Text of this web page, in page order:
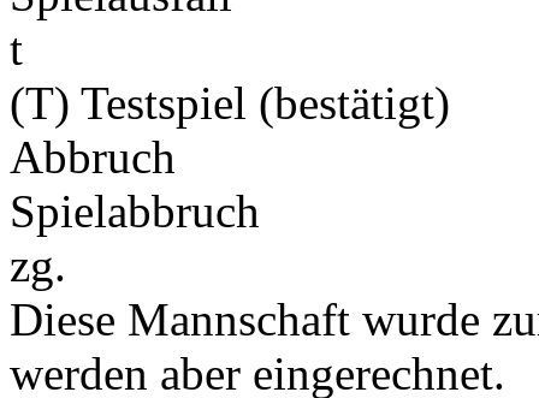
t
(T) Testspiel (bestätigt)
Abbruch
Spielabbruch
zg.
Diese Mannschaft wurde
werden aber eingerechnet.